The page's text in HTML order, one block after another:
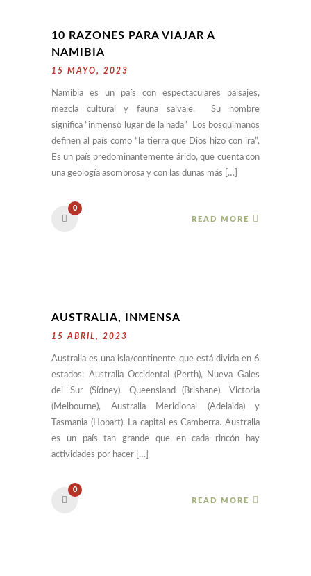
10 RAZONES PARA VIAJAR A
NAMIBIA
15 MAYO, 2023
Namibia es un país con espectaculares paisajes,
mezcla cultural y fauna salvaje. Su nombre
significa “inmenso lugar de la nada” Los bosquimanos
definen al país como “la tierra que Dios hizo con ira”.
Es un país predominantemente árido, que cuenta con
una geología asombrosa y con las dunas más […]
0
READ MORE
AUSTRALIA, INMENSA
15 ABRIL, 2023
Australia es una isla/continente que está divida en 6
estados: Australia Occidental (Perth), Nueva Gales
del Sur (Sídney), Queensland (Brisbane), Victoria
(Melbourne), Australia Meridional (Adelaida) y
Tasmania (Hobart). La capital es Camberra. Australia
es un país tan grande que en cada rincón hay
actividades por hacer […]
0
READ MORE